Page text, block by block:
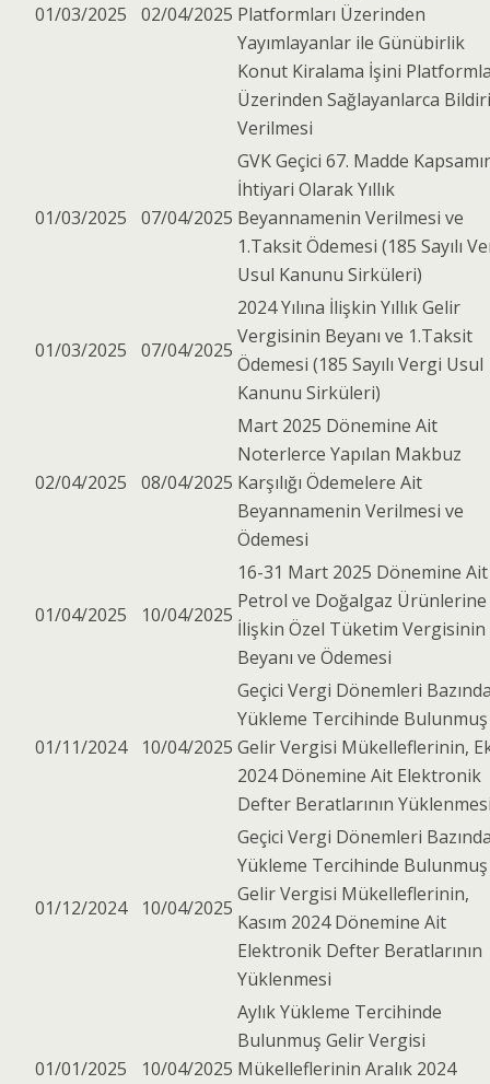
01/03/2025 02/04/2025 Platformları Üzerinden
Yayımlayanlar ile Günübirlik
Konut Kiralama İşini
Üzerinden Sağlayanlarca
Verilmesi
01/03/2025 07/04/2025
GVK Geçici 67. Madde
İhtiyari Olarak Yıllık
Beyannamenin Verilmesi ve
1.Taksit Ödemesi (185 Sayılı
Usul Kanunu Sirküleri)
01/03/2025 07/04/2025
2024 Yılına İlişkin Yıllık Gelir
Vergisinin Beyanı ve 1.Taksit
Ödemesi (185 Sayılı Vergi Usul
Kanunu Sirküleri)
02/04/2025 08/04/2025
Mart 2025 Dönemine Ait
Noterlerce Yapılan Makbuz
Karşılığı Ödemelere Ait
Beyannamenin Verilmesi ve
Ödemesi
01/04/2025 10/04/2025
16-31 Mart 2025 Dönemine Ait
Petrol ve Doğalgaz Ürünlerine
İlişkin Özel Tüketim Vergisinin
Beyanı ve Ödemesi
01/11/2024 10/04/2025
Geçici Vergi Dönemleri
Yükleme Tercihinde Bulunmuş
Gelir Vergisi Mükelleflerinin,
2024 Dönemine Ait Elektronik
Defter Beratlarının
01/12/2024 10/04/2025
Geçici Vergi Dönemleri
Yükleme Tercihinde Bulunmuş
Gelir Vergisi Mükelleflerinin,
Kasım 2024 Dönemine Ait
Elektronik Defter Beratlarının
Yüklenmesi
01/01/2025 10/04/2025
Aylık Yükleme Tercihinde
Bulunmuş Gelir Vergisi
Mükelleflerinin Aralık 2024